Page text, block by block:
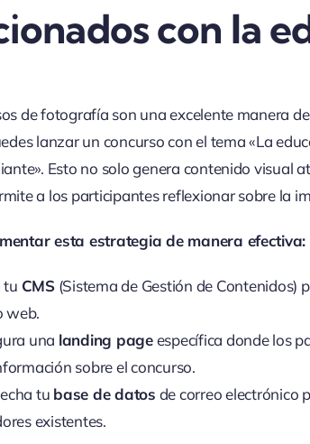
con la
de fotografía son una excelente manera
lanzar un concurso con el tema «La
Esto no solo genera contenido visual
a los participantes reflexionar sobre la
esta estrategia de manera efectiva:
tu CMS(Sistema de Gestión de Contenidos)
web.
una landing pageespecífica donde los
sobre el concurso.
tu base de datos de correo electrónico
existentes.